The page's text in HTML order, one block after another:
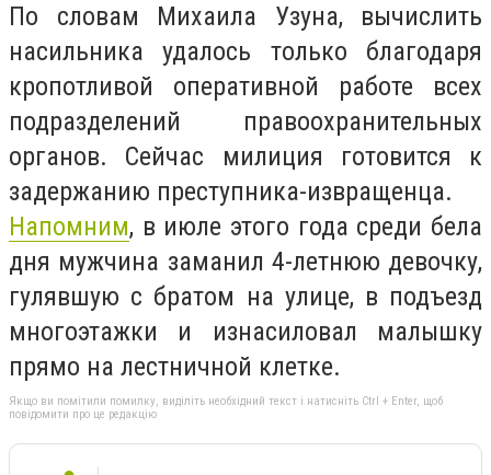
По словам Михаила Узуна, вычислить
насильника удалось только благодаря
кропотливой оперативной работе всех
подразделений правоохранительных
органов. Сейчас милиция готовится к
задержанию преступника-извращенца.
Напомним, в июле этого года среди бела
дня мужчина заманил 4-летнюю девочку,
гулявшую с братом на улице, в подъезд
многоэтажки и изнасиловал малышку
прямо на лестничной клетке.
Якщо ви помітили помилку, виділіть необхідний текст і натисніть Ctrl + Enter, щоб
повідомити про це редакцію